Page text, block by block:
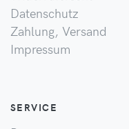
Datenschutz
Zahlung, Versand
Impressum
SERVICE